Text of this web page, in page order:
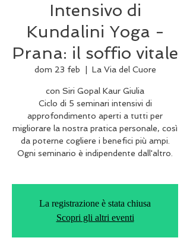
Intensivo di
Kundalini Yoga -
Prana: il soffio vitale
dom 23 feb La Via del Cuore
con Siri Gopal Kaur Giulia
Ciclo di 5 seminari intensivi di
approfondimento aperti a tutti per
migliorare la nostra pratica personale, così
da poterne cogliere i benefici più ampi.
Ogni seminario è indipendente dall'altro.
La registrazione è stata chiusa
Scopri gli altri eventi